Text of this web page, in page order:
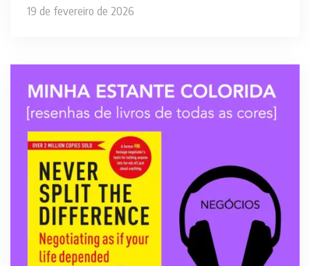
19 de fevereiro de 2026